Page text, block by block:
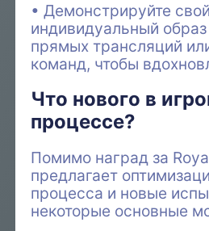
Демонстрируйте свой
индивидуальный
прямых трансляций
команд, чтобы
Что нового в
процессе?
Помимо наград за
предлагает
процесса и новые
некоторые основные